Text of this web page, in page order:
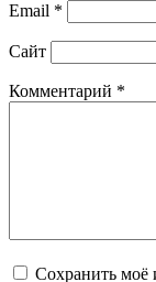
Email *
Сайт
Комментарий *
Сохранить моё